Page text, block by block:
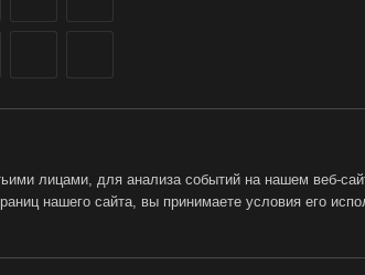
лицами, для анализа событий на нашем веб-
нашего сайта, вы принимаете условия его